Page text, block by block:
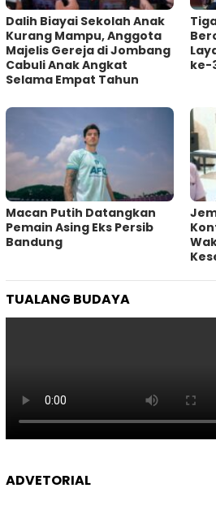
Dalih Biayai Sekolah Anak
Kurang Mampu, Anggota
Majelis Gereja di Jombang
Cabuli Anak Angkat
Selama Empat Tahun
ke-
Macan Putih Datangkan
Pemain Asing Eks Persib
Bandung
TUALANG BUDAYA
ADVETORIAL